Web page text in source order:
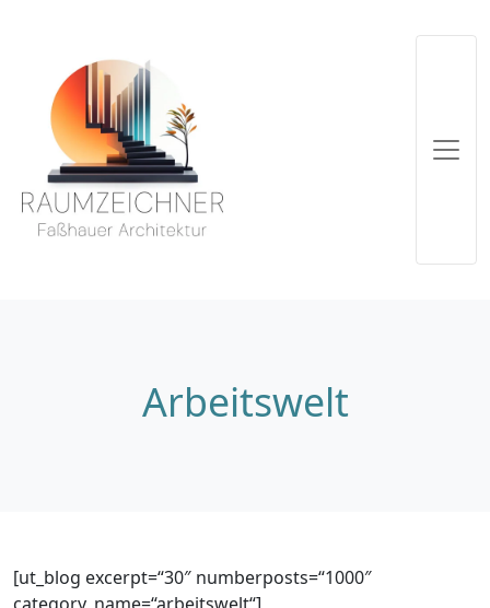
Arbeitswelt
[ut_blog excerpt=“30″ numberposts=“1000″